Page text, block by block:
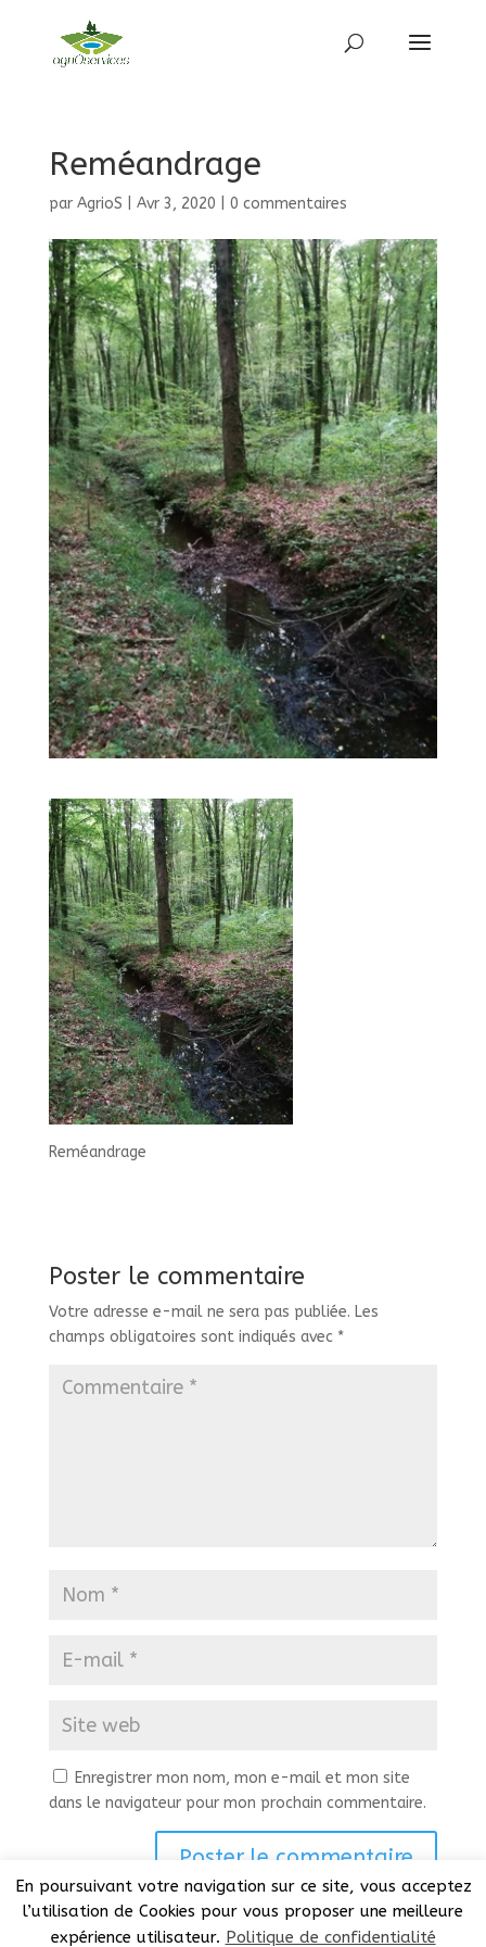
Reméandrage
par AgrioS Avr 3, 2020 0 commentaires
Reméandrage
Poster le commentaire
Votre adresse e-mail ne sera pas publiée. Les
champs obligatoires sont indiqués avec *
Enregistrer mon nom, mon e-mail et mon site
dans le navigateur pour mon prochain commentaire.
En poursuivant votre navigation sur ce site, vous acceptez
l’utilisation de Cookies pour vous proposer une meilleure
expérience utilisateur. Politique de confidentialité